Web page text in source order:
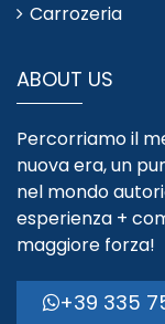
Carrozeria
ABOUT US
Percorriamo il
nuova era, un
nel mondo
esperienza +
maggiore forza!
+39 335